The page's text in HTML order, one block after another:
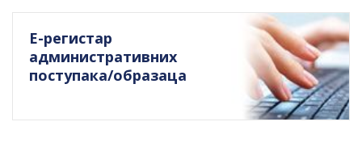
Е-регистар
административних
поступака/образаца